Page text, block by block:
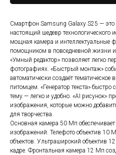
Смартфон Samsung Galaxy S25 — это
настоящий шедевр технологического
мощная камера и интеллектуальные
помощником в повседневной жизни и
«Умный редактор» позволяет легко
фотографиях. «Быстрый монтаж»
автоматически создаёт
питомцем. «Генератор текста»
тему — легко и удобно. «AI рисунок»
изображения, которые можно
для творчества.
Основная камера 50 Мп
изображений. Телефото объектив 10
объектов. Ультраширокий объектив
кадре. Фронтальная камера 12 Мп